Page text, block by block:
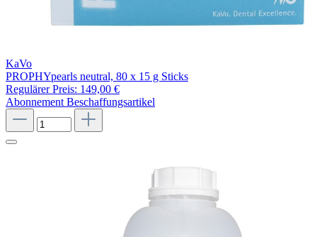
KaVo
PROPHYpearls neutral, 80 x 15 g Sticks
Regulärer Preis: 149,00 €
Abonnement Beschaffungsartikel